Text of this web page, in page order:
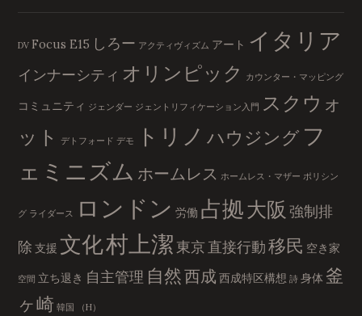
DV Focus E15 しろー アクティヴィズム アート イタリア
インナーシティ オリンピック カウンター・マッピング
コミュニティ ジェンダー ジェントリフィケーション入門 スクウォ
ット
デトフォード デモ トリノ ハウジング フ
ェミニズム ホームレス ホームレス・マザー ポリシン
グ ライダース ロンドン 労働 占拠大阪 強制排
除 支援 文化村上潔 東京直接行動移民 空き家
空間 立ち退き 自主管理 自然西成 西成特区構想 詩 身体 釜
ヶ崎 韓国 （H）